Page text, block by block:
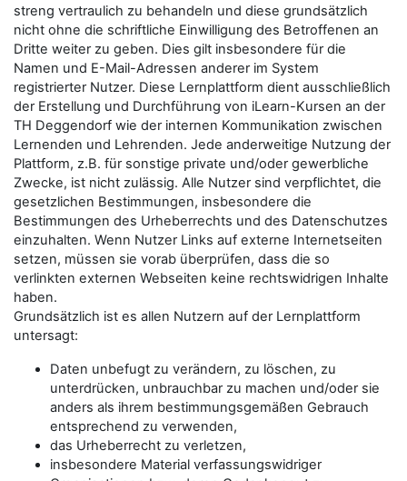
streng vertraulich zu behandeln und diese grundsätzlich
nicht ohne die schriftliche Einwilligung des Betroffenen an
Dritte weiter zu geben. Dies gilt insbesondere für die
Namen und E-Mail-Adressen anderer im System
registrierter Nutzer. Diese Lernplattform dient ausschließlich
der Erstellung und Durchführung von iLearn-Kursen an der
TH Deggendorf wie der internen Kommunikation zwischen
Lernenden und Lehrenden. Jede anderweitige Nutzung der
Plattform, z.B. für sonstige private und/oder gewerbliche
Zwecke, ist nicht zulässig. Alle Nutzer sind verpflichtet, die
gesetzlichen Bestimmungen, insbesondere die
Bestimmungen des Urheberrechts und des Datenschutzes
einzuhalten. Wenn Nutzer Links auf externe Internetseiten
setzen, müssen sie vorab überprüfen, dass die so
verlinkten externen Webseiten keine rechtswidrigen Inhalte
haben.
Grundsätzlich ist es allen Nutzern auf der Lernplattform
untersagt:
Daten unbefugt zu verändern, zu löschen, zu
unterdrücken, unbrauchbar zu machen und/oder sie
anders als ihrem bestimmungsgemäßen Gebrauch
entsprechend zu verwenden,
das Urheberrecht zu verletzen,
insbesondere Material verfassungswidriger